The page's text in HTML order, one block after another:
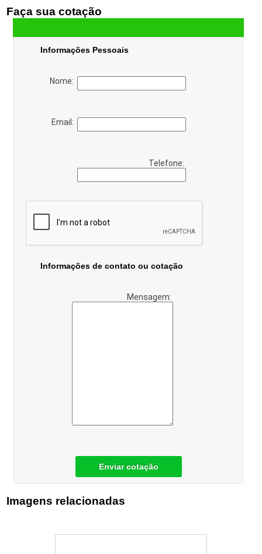
Faça sua cotação
Informações Pessoais
Nome:
Email:
Telefone:
Informações de contato ou cotação
Mensagem:
Enviar cotação
Imagens relacionadas